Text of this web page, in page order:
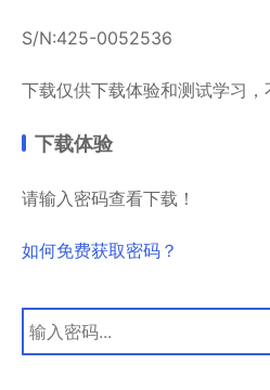
S/N:425-0052536
下载仅供下载体验和测试学习，
下载体验
请输入密码查看下载！
如何免费获取密码？